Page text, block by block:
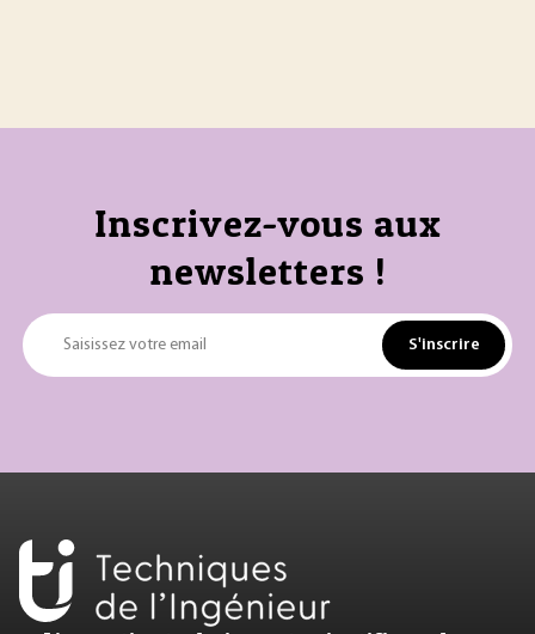
Inscrivez-vous aux
newsletters !
Saisissez votre email S'inscrire